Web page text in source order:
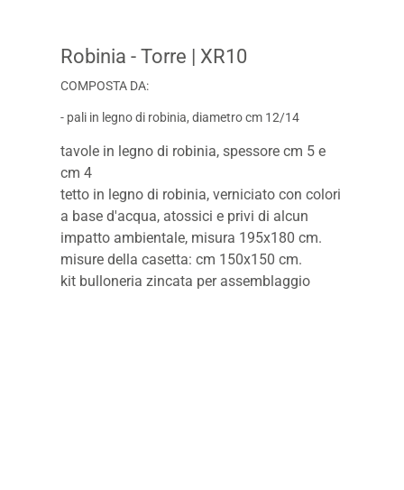
Robinia - Torre | XR10
COMPOSTA DA:
- pali in legno di robinia, diametro cm 12/14
tavole in legno di robinia, spessore cm 5 e
cm 4
tetto in legno di robinia, verniciato con colori
a base d'acqua, atossici e privi di alcun
impatto ambientale, misura 195x180 cm.
misure della casetta: cm 150x150 cm.
kit bulloneria zincata per assemblaggio